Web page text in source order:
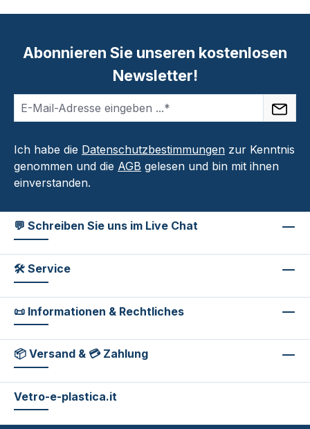
Abonnieren Sie unseren kostenlosen
Newsletter!
Ich habe die Datenschutzbestimmungen zur Kenntnis
genommen und die AGB gelesen und bin mit ihnen
einverstanden.
💬 Schreiben Sie uns im Live Chat
🛠 Service
📜 Informationen & Rechtliches
📦 Versand & 💳 Zahlung
Vetro-e-plastica.it